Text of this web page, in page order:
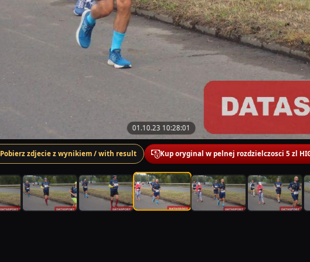
01.10.23 10:28:01
Pobierz zdjecie z wynikiem / with result Kup oryginal w pelnej rozdzielczosci 5 zl